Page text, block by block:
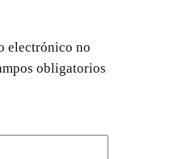
electrónico no
obligatorios